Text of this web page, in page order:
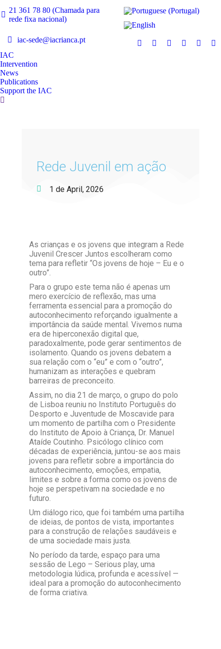
21 361 78 80 (Chamada para
rede fixa nacional)
iac-sede@iacrianca.pt
IAC
Intervention
News
Publications
Support the IAC
Rede Juvenil em ação
1 de April, 2026
As crianças e os jovens que integram a Rede
Juvenil Crescer Juntos escolheram como
tema para refletir “Os jovens de hoje – Eu e o
outro”.
Para o grupo este tema não é apenas um
mero exercício de reflexão, mas uma
ferramenta essencial para a promoção do
autoconhecimento reforçando igualmente a
importância da saúde mental. Vivemos numa
era de hiperconexão digital que,
paradoxalmente, pode gerar sentimentos de
isolamento. Quando os jovens debatem a
sua relação com o “eu” e com o “outro”,
humanizam as interações e quebram
barreiras de preconceito.
Assim, no dia 21 de março, o grupo do polo
de Lisboa reuniu no Instituto Português do
Desporto e Juventude de Moscavide para
um momento de partilha com o Presidente
do Instituto de Apoio à Criança, Dr. Manuel
Ataíde Coutinho. Psicólogo clínico com
décadas de experiência, juntou-se aos mais
jovens para refletir sobre a importância do
autoconhecimento, emoções, empatia,
limites e sobre a forma como os jovens de
hoje se perspetivam na sociedade e no
futuro.
Um diálogo rico, que foi também uma partilha
de ideias, de pontos de vista, importantes
para a construção de relações saudáveis e
de uma sociedade mais justa.
No período da tarde, espaço para uma
sessão de Lego – Serious play, uma
metodologia lúdica, profunda e acessível —
ideal para a promoção do autoconhecimento
de forma criativa.